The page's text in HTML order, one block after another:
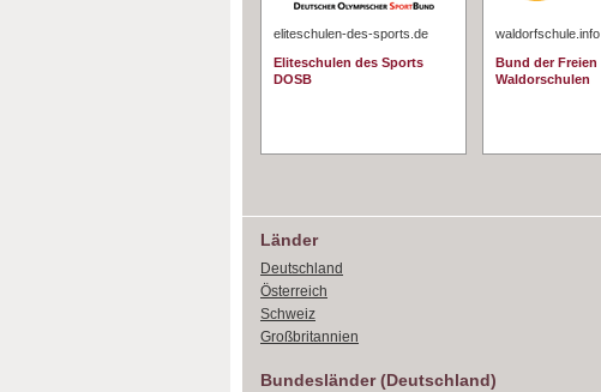
eliteschulen-des-sports.de
Eliteschulen des Sports
DOSB
waldorfschule.info
Bund der Freien
Waldorschulen
Länder
Deutschland
Österreich
Schweiz
Großbritannien
Bundesländer (Deutschland)